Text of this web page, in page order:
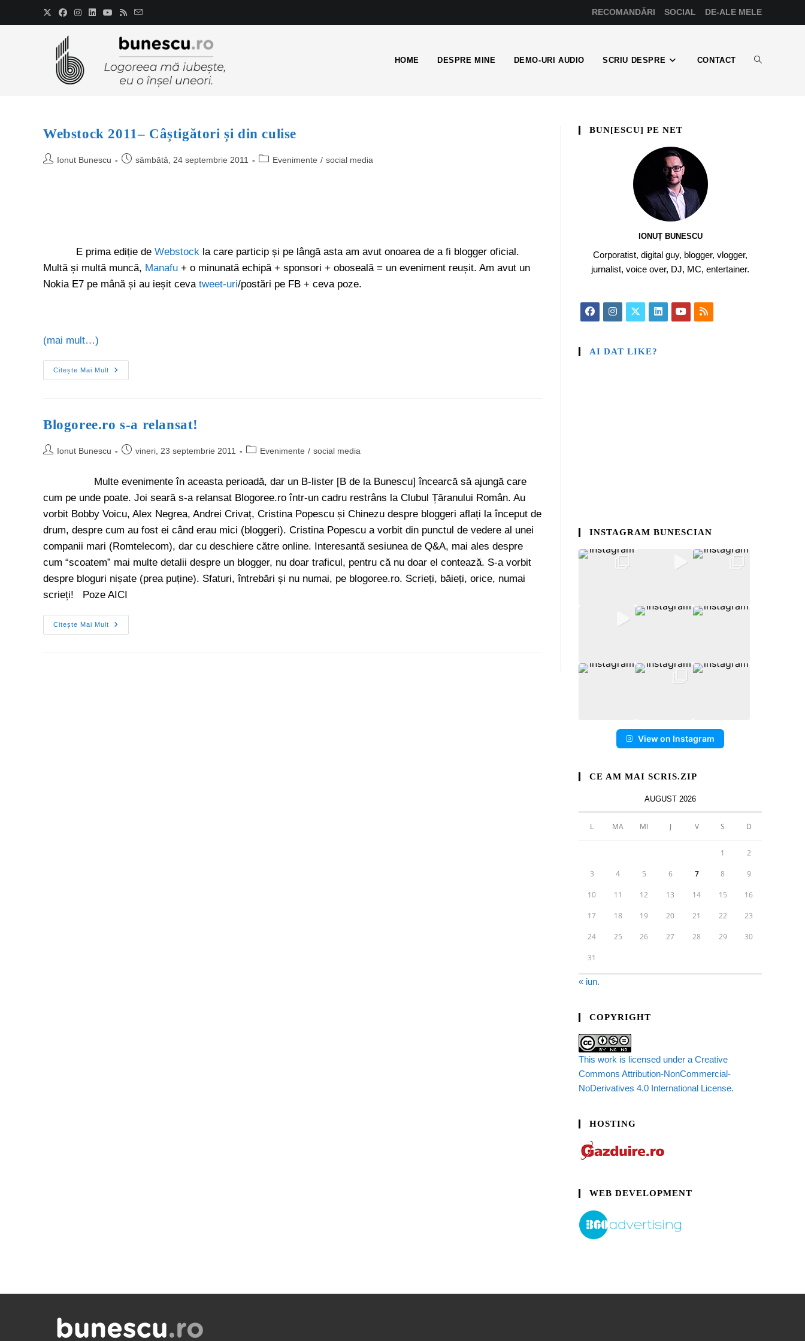
RECOMANDĂRI SOCIAL DE-ALE MELE
HOME DESPRE MINE DEMO-URI AUDIO SCRIU DESPRE CONTACT
Webstock 2011– Câștigători și din culise
Ionut Bunescu sâmbătă, 24 septembrie 2011 Evenimente / social media
E prima ediție de Webstock la care particip și pe lângă asta am avut onoarea de a fi blogger oficial.
Multă și multă muncă, Manafu + o minunată echipă + sponsori + oboseală = un eveniment reușit. Am avut un
Nokia E7 pe mână și au ieșit ceva tweet-uri/postări pe FB + ceva poze.
(mai mult…)
Citește Mai Mult
Blogoree.ro s-a relansat!
Ionut Bunescu vineri, 23 septembrie 2011 Evenimente / social media
Multe evenimente în aceasta perioadă, dar un B-lister [B de la Bunescu] încearcă să ajungă care
cum pe unde poate. Joi seară s-a relansat Blogoree.ro într-un cadru restrâns la Clubul Țăranului Român. Au
vorbit Bobby Voicu, Alex Negrea, Andrei Crivaț, Cristina Popescu și Chinezu despre bloggeri aflați la început de
drum, despre cum au fost ei când erau mici (bloggeri). Cristina Popescu a vorbit din punctul de vedere al unei
companii mari (Romtelecom), dar cu deschiere către online. Interesantă sesiunea de Q&A, mai ales despre
cum “scoatem” mai multe detalii despre un blogger, nu doar traficul, pentru că nu doar el contează. S-a vorbit
despre bloguri nișate (prea puține). Sfaturi, întrebări și nu numai, pe blogoree.ro. Scrieți, băieți, orice, numai
scrieți! Poze AICI
Citește Mai Mult
BUN[ESCU] PE NET
IONUȚ BUNESCU
Corporatist, digital guy, blogger, vlogger,
jurnalist, voice over, DJ, MC, entertainer.
AI DAT LIKE?
INSTAGRAM BUNESCIAN
View on Instagram
CE AM MAI SCRIS.ZIP
AUGUST 2026
L MA MI J V S D
1 2
3 4 5 6 7 8 9
10 11 12 13 14 15 16
17 18 19 20 21 22 23
24 25 26 27 28 29 30
31
« iun.
COPYRIGHT
This work is licensed under a Creative
Commons Attribution-NonCommercial-
NoDerivatives 4.0 International License.
HOSTING
WEB DEVELOPMENT